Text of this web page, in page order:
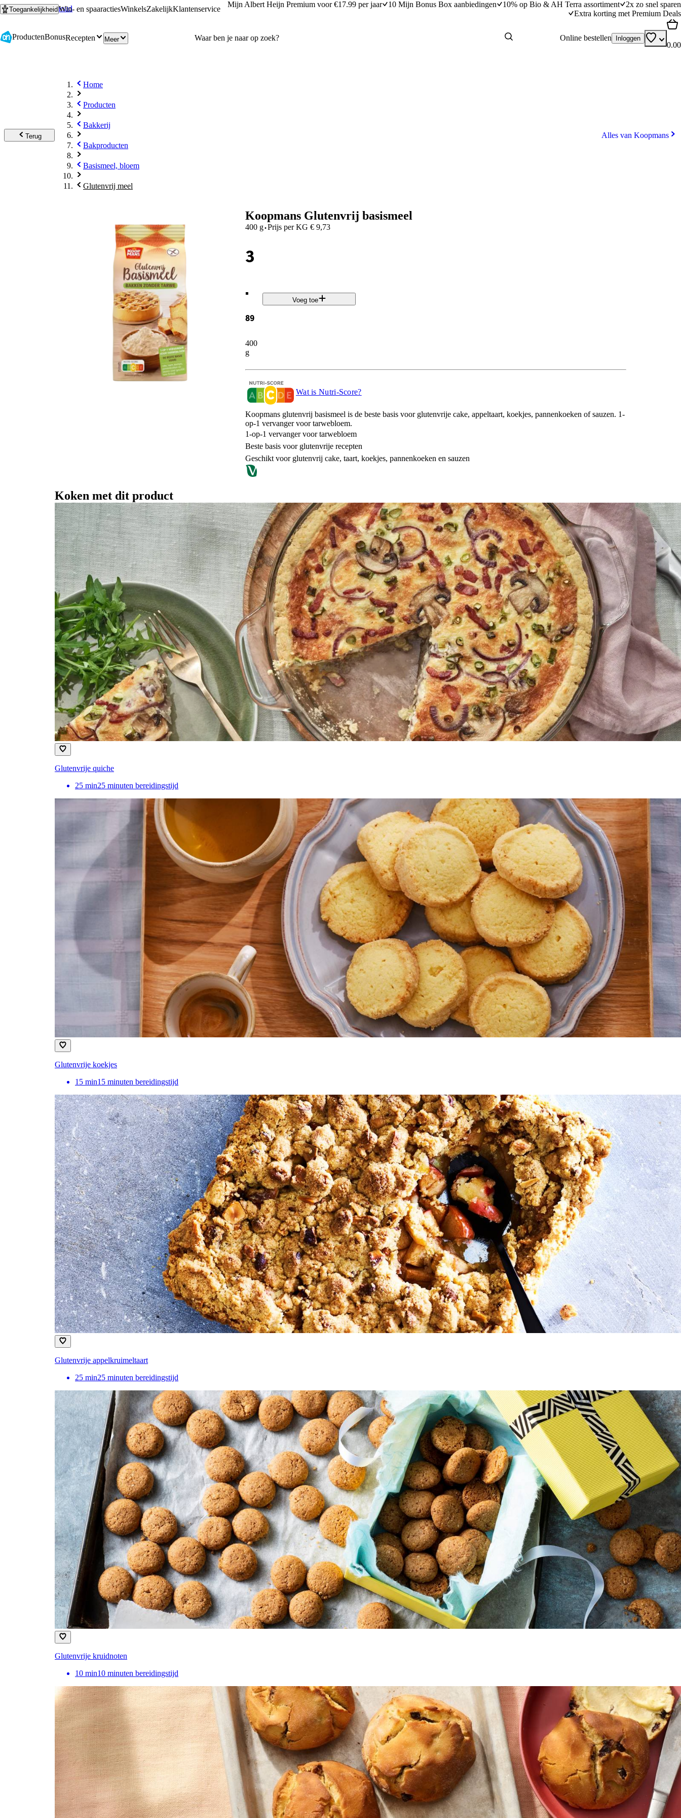
Ga naar hoofdinhoud
Ga naar zoeken
ToegankelijkheidWin- en spaaractiesWinkelsZakelijkKlantenservice
Mijn Albert Heijn Premium voor €17.99 per jaar 10 Mijn Bonus Box aanbiedingen 10% op Bio & AH Terra assortiment
2x zo snel sparen
Extra korting met Premium Deals
ProductenBonusRecepten Meer Online bestellen Inloggen
0.00
Terug
Home
Producten
Bakkerij
Bakproducten
Basismeel, bloem
Glutenvrij meel
Alles van Koopmans
Koopmans Glutenvrij basismeel
400 g·Prijs per KG € 9,73
3
.
89
400
g
Voeg toe
Wat is Nutri-Score?
Koopmans glutenvrij basismeel is de beste basis voor glutenvrije cake, appeltaart, koekjes, pannenkoeken of sauzen. 1-
op-1 vervanger voor tarwebloem.
1-op-1 vervanger voor tarwebloem
Beste basis voor glutenvrije recepten
Geschikt voor glutenvrij cake, taart, koekjes, pannenkoeken en sauzen
Koken met dit product
Glutenvrije quiche
25 min25 minuten bereidingstijd
Glutenvrije koekjes
15 min15 minuten bereidingstijd
Glutenvrije appelkruimeltaart
25 min25 minuten bereidingstijd
Glutenvrije kruidnoten
10 min10 minuten bereidingstijd